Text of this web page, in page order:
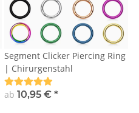
Segment Clicker Piercing Ring
| Chirurgenstahl
ab 10,95 € *